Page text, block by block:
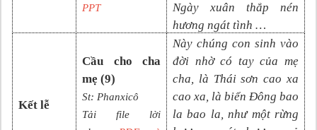
PPT
Ngày xuân thắp nén
hương ngát tình …
Kết lễ
Cầu cho cha
mẹ (9)
St: Phanxicô
Tải file lời
Này chúng con sinh vào
đời nhờ có tay của mẹ
cha, là Thái sơn cao xa
cao xa, là biển Đông bao
la bao la, như một rừng